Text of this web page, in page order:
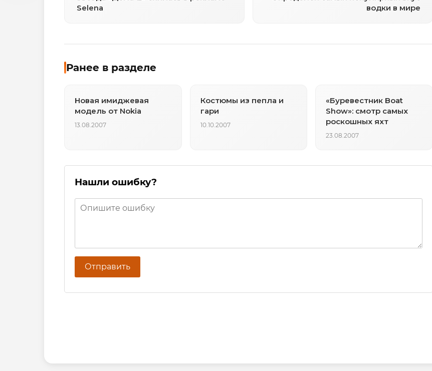
Selena
водки в мире
Ранее в разделе
Новая имиджевая
модель от Nokia
13.08.2007
Костюмы из пепла и
гари
10.10.2007
«Буревестник Boat
Show»: смотр самых
роскошных яхт
23.08.2007
Нашли ошибку?
Отправить